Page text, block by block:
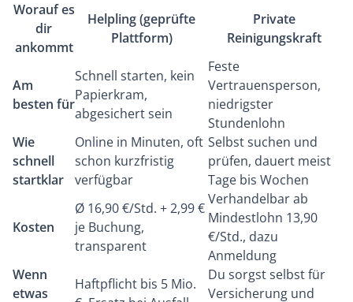
Worauf es
dir
ankommt
Helpling (geprüfte
Plattform)
Private
Reinigungskraft
Am
besten für
Schnell starten, kein
Papierkram,
abgesichert sein
Feste
Vertrauensperson,
niedrigster
Stundenlohn
Wie
schnell
startklar
Online in Minuten, oft
schon kurzfristig
verfügbar
Selbst suchen und
prüfen, dauert meist
Tage bis Wochen
Kosten
Ø 16,90 €/Std. + 2,99 €
je Buchung,
transparent
Verhandelbar ab
Mindestlohn 13,90
€/Std., dazu
Anmeldung
Wenn
etwas
Haftpflicht bis 5 Mio.
Du sorgst selbst für
Versicherung und